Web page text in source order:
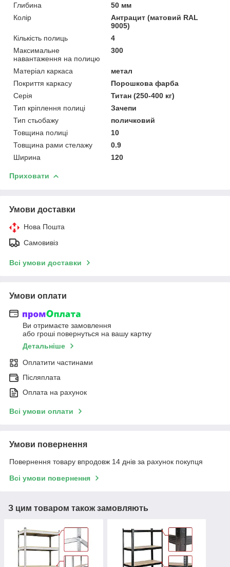
Глибина
50 мм
Колір
Антрацит (матовий RAL
9005)
Кількість полиць
4
Максимальне
навантаження на полицю
300
Матеріал каркаса
метал
Покриття каркасу
Порошкова фарба
Серія
Титан (250-400 кг)
Тип кріплення полиці
Зачепи
Тип стьобажу
поличковий
Товщина полиці
10
Товщина рами стелажу
0.9
Ширина
120
Приховати
Умови доставки
Нова Пошта
Самовивіз
Всі умови доставки
Умови оплати
Ви отримаєте замовлення
або гроші повернуться на вашу картку
Детальніше
Оплатити частинами
Післяплата
Оплата на рахунок
Всі умови оплати
Умови повернення
Повернення товару впродовж 14 днів за рахунок покупця
Всі умови повернення
З цим товаром також замовляють